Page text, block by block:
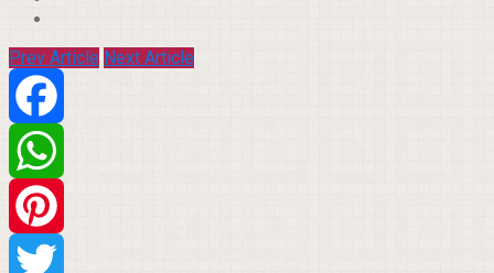
Prev Article Next Article
Facebook
WhatsApp
Pinterest